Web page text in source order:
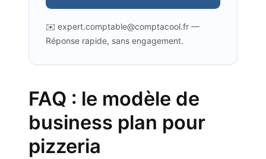
✉️ expert.comptable@comptacool.fr —
Réponse rapide, sans engagement.
FAQ : le modèle de
business plan pour
pizzeria